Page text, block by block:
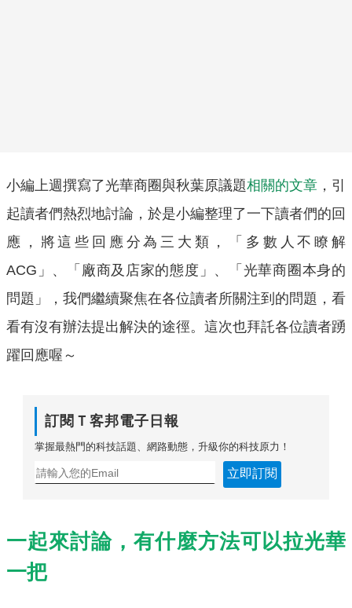
小編上週撰寫了光華商圈與秋葉原議題相關的文章 ，引
起讀者們熱烈地討論，於是小編整理了一下讀者們的回
應，將這些回應分為三大類，「多數人不瞭解
ACG」、「廠商及店家的態度」、「光華商圈本身的
問題」，我們繼續聚焦在各位讀者所關注到的問題，看
看有沒有辦法提出解決的途徑。這次也拜託各位讀者踴
躍回應喔～
訂閱Ｔ客邦電子日報
掌握最熱門的科技話題、網路動態，升級你的科技原力！
立即訂閱
一起來討論，有什麼方法可以拉光華
一把